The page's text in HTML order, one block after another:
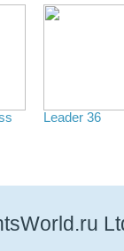
Leader 36